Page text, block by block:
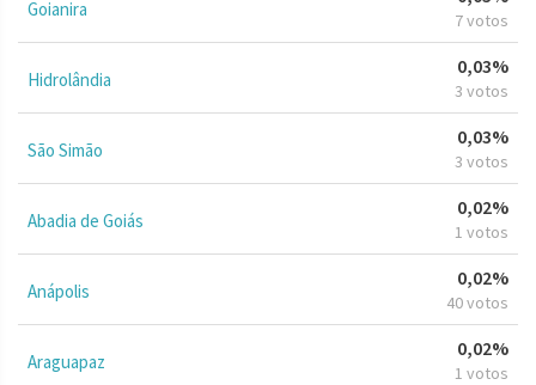
Goianira 7 votos
Hidrolândia
0,03%
3 votos
São Simão
0,03%
3 votos
Abadia de Goiás
0,02%
1 votos
Anápolis
0,02%
40 votos
Araguapaz
0,02%
1 votos